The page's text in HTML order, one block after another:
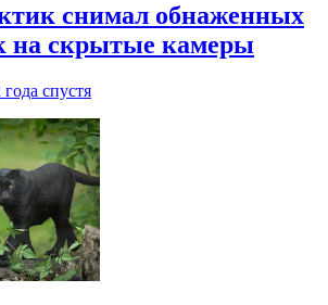
снимал обнаженных
на скрытые камеры
года спустя